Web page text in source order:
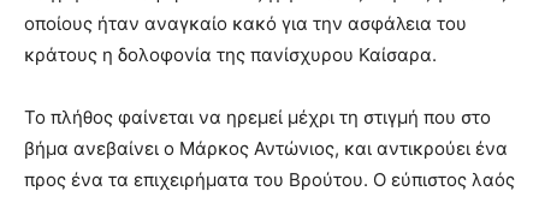
οποίους ήταν αναγκαίο κακό για την ασφάλεια του
κράτους η δολοφονία της πανίσχυρου Καίσαρα.
Το πλήθος φαίνεται να ηρεμεί μέχρι τη στιγμή που στο
βήμα ανεβαίνει ο Μάρκος Αντώνιος, και αντικρούει ένα
προς ένα τα επιχειρήματα του Βρούτου. Ο εύπιστος λαός